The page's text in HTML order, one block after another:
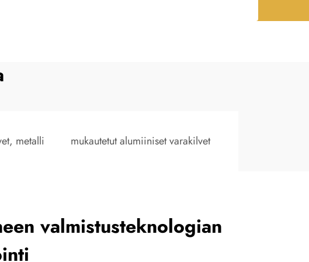
metalli mukautetut alumiiniset varakilvet
valmistusteknologian